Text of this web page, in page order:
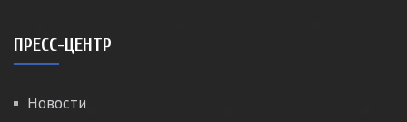
ПРЕСС-ЦЕНТР
Новости